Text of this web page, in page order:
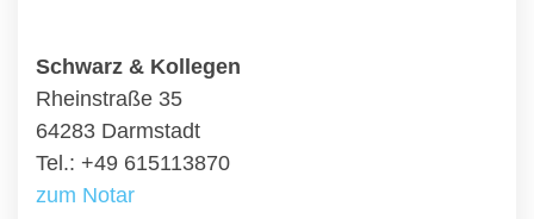
Schwarz & Kollegen
Rheinstraße 35
64283 Darmstadt
Tel.: +49 615113870
zum Notar